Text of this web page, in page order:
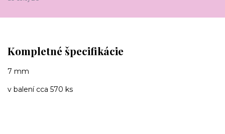
Kompletné špecifikácie
7 mm
v balení cca 570 ks